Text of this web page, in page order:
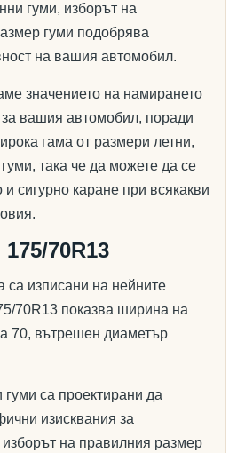
гуми, изборът на
гуми подобрява
на вашия автомобил.
значението на намирането
вашия автомобил, поради
гама от размери летни,
така че да можете да се
и сигурно каране при всякакви
70R13
са изписани на нейните
70R13 показва ширина на
70, вътрешен диаметър
гуми са проектирани да
изисквания за
изборът на правилния размер